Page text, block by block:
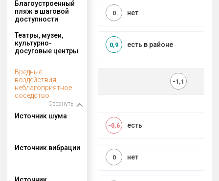
Благоустроенный
пляж в шаговой
доступности
нет
0
Театры, музеи,
культурно-
досуговые центры
есть в районе
0,9
Вредные
воздействия,
неблагоприятное
соседство
Свернуть
-1,1
Источник шума
есть
-0,6
Источник вибрации
нет
0
Источник